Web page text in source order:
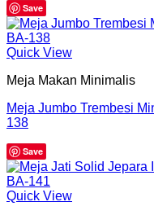
Save
Quick View
Meja Makan Minimalis
Meja Jumbo Trembesi
138
Save
Quick View